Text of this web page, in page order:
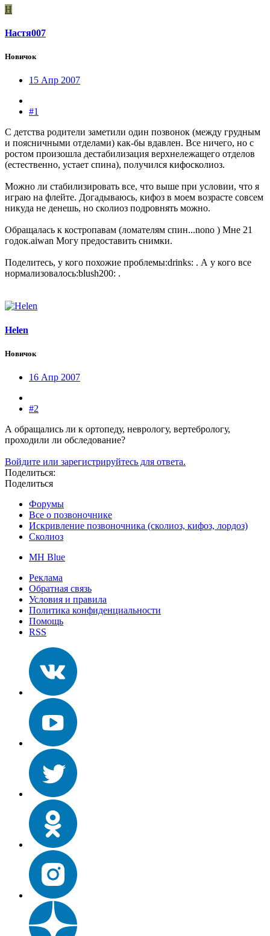
Н
Настя007
Новичок
15 Апр 2007
#1
С детства родители заметили один позвонок (между грудным
и поясничными отделами) как-бы вдавлен. Все ничего, но с
ростом произошла дестабилизация верхнележащего отделов
(естественно, устает спина), получился кифосколиоз.
Можно ли стабилизировать все, что выше при условии, что я
играю на флейте. Догадываюсь, кифоз в моем возрасте совсем
никуда не денешь, но сколиоз подровнять можно.
Обращалась к костропавам (ломателям спин...nono ) Мне 21
годок.aiwan Могу предоставить снимки.
Поделитесь, у кого похожие проблемы:drinks: . А у кого все
нормализовалось:blush200: .
Helen
Новичок
16 Апр 2007
#2
А обращались ли к ортопеду, неврологу, вертебрологу,
проходили ли обследование?
Войдите или зарегистрируйтесь для ответа.
Поделиться:
Поделиться
Форумы
Все о позвоночнике
Искривление позвоночника (сколиоз, кифоз, лордоз)
Сколиоз
MH Blue
Реклама
Обратная связь
Условия и правила
Политика конфиденциальности
Помощь
RSS